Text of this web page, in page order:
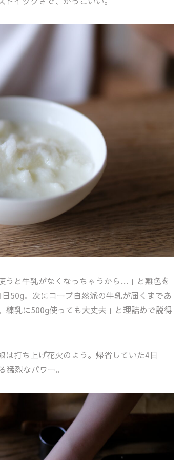
うと牛乳がなくなっちゃうから…」と難色を
50g。次にコープ自然派の牛乳が届くまであ
練乳に500g使っても大丈夫」と理詰めで説得
打ち上げ花火のよう。帰省していた4日
烈なパワー。